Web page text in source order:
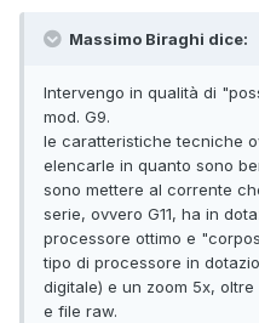
Massimo Biraghi dice:
Intervengo in qualità di
mod. G9.
le caratteristiche tecniche
elencarle in quanto sono
sono mettere al corrente
serie, ovvero G11, ha in
processore ottimo e
tipo di processore in
digitale) e un zoom 5x,
e file raw.